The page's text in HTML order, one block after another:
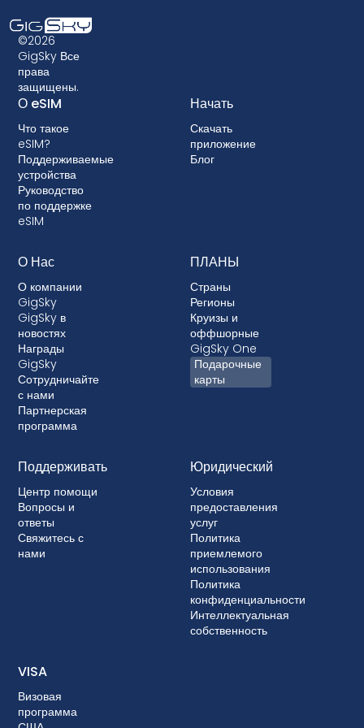
совместимо с ней. Кроме того, некоторые
старые устройства могут не поддерживать
технологию eSIM, поэтому очень важно
проверить совместимость, прежде чем
выбирать тарифный план с eSIM. Некоторые
операторы связи также могут заблокировать
ваше устройство, не позволяя использовать
eSIM. Хотя блокировка не разрешена в
большинстве стран, в тех случаях, когда это
происходит, она почти всегда связана с
постоплатными тарифными планами, где ваше
устройство финансируется.
©2026
GigSky Все
права
защищены.
О eSIM
Что такое
eSIM?
Поддерживаемые
устройства
Руководство
по поддержке
eSIM
Начать
Скачать
приложение
Блог
О Нас
О компании
GigSky
GigSky в
новостях
Награды
GigSky
Сотрудничайте
с нами
Партнерская
программа
ПЛАНЫ
Страны
Регионы
Круизы и
оффшорные
GigSky One
Подарочные
карты
Поддерживать
Центр помощи
Вопросы и
ответы
Свяжитесь с
нами
Юридический
Условия
предоставления
услуг
Политика
приемлемого
использования
Политика
конфиденциальности
Интеллектуальная
собственность
VISA
Визовая
программа